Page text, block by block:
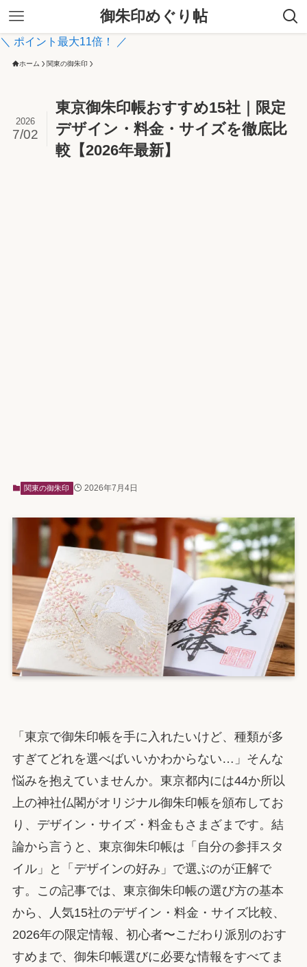
御朱印めぐり帖
＼ ポイント最大11倍！ ／
ホーム 関東の御朱印
東京御朱印帳おすすめ15社｜限定
デザイン・料金・サイズを徹底比
較【2026年最新】
2026
7/02
関東の御朱印 2026年7月4日
「東京で御朱印帳を手に入れたいけど、種類が多
すぎてどれを選べばいいかわからない…」そんな
悩みを抱えていませんか。東京都内には44か所以
上の神社仏閣がオリジナル御朱印帳を頒布してお
り、デザイン・サイズ・料金もさまざまです。結
論から言うと、東京御朱印帳は「自分の参拝スタ
イル」と「デザインの好み」で選ぶのが正解で
す。この記事では、東京御朱印帳の選び方の基本
から、人気15社のデザイン・料金・サイズ比較、
2026年の限定情報、初心者〜こだわり派別のおす
すめまで、御朱印帳選びに必要な情報をすべてま